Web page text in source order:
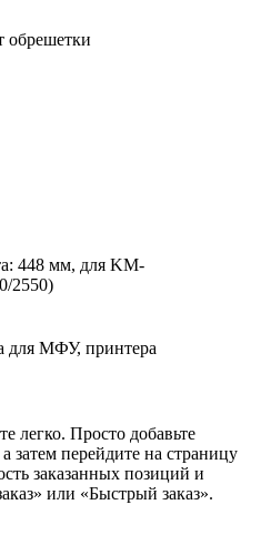
обрешетки
448 мм, для KM-
2550)
для МФУ, принтера
легко. Просто добавьте
затем перейдите на страницу
заказанных позиций и
или «Быстрый заказ».